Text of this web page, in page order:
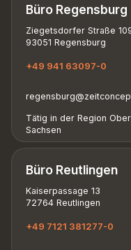
Büro Regensburg
Ziegetsdorfer Straße
93051 Regensburg
+49 941 63097-0
Tätig in der Region
Sachsen
Büro Reutlingen
Kaiserpassage 13
72764 Reutlingen
+49 7121 381277-0